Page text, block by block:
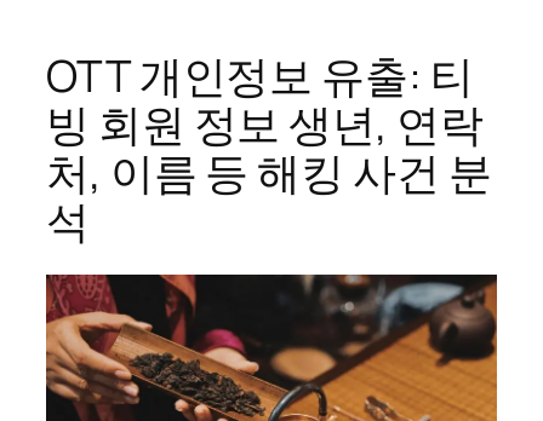
OTT 개인정보 유출: 티
빙 회원 정보 생년, 연락
처, 이름 등 해킹 사건 분
석